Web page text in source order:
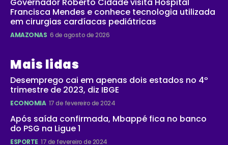
Francisca Mendes e conhece tecnologia utilizada
em cirurgias cardíacas pediátricas
AMAZONAS 6 de agosto de 2026
Mais lidas
Desemprego cai em apenas dois estados no 4º
trimestre de 2023, diz IBGE
ECONOMIA 17 de fevereiro de 2024
Após saída confirmada, Mbappé fica no banco
do PSG na Ligue 1
ESPORTE 17 de fevereiro de 2024